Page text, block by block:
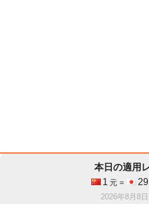
本日の適用
1 元 =
2026年8月8